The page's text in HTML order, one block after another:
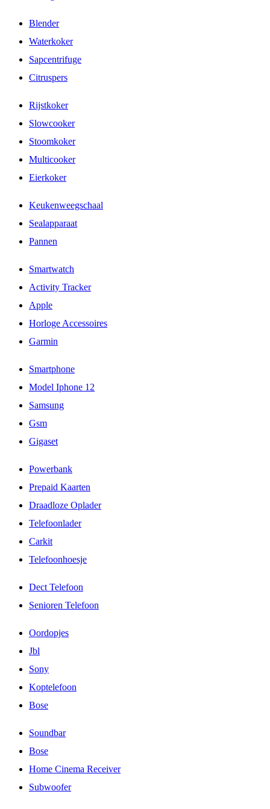
Blender
Waterkoker
Sapcentrifuge
Citruspers
Rijstkoker
Slowcooker
Stoomkoker
Multicooker
Eierkoker
Keukenweegschaal
Sealapparaat
Pannen
Smartwatch
Activity Tracker
Apple
Horloge Accessoires
Garmin
Smartphone
Model Iphone 12
Samsung
Gsm
Gigaset
Powerbank
Prepaid Kaarten
Draadloze Oplader
Telefoonlader
Carkit
Telefoonhoesje
Dect Telefoon
Senioren Telefoon
Oordopjes
Jbl
Sony
Koptelefoon
Bose
Soundbar
Bose
Home Cinema Receiver
Subwoofer